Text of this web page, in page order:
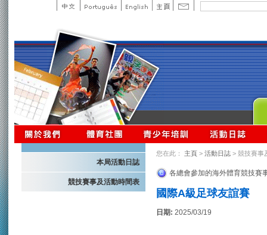
本局活動日誌
競技賽事及活動時間表
您在此： 主頁 > 活動日誌 > 競技賽事
各總會參加的海外體育競技賽
國際A級足球友誼賽
日期: 2025/03/19